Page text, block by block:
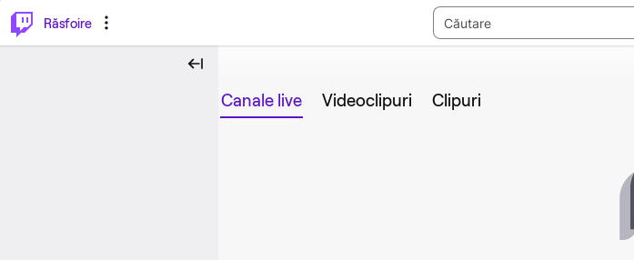
Răsfoire
Canale live Videoclipuri Clipuri